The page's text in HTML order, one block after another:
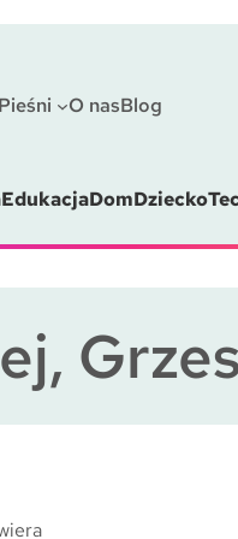
O nasBlog
EdukacjaDomDziecko